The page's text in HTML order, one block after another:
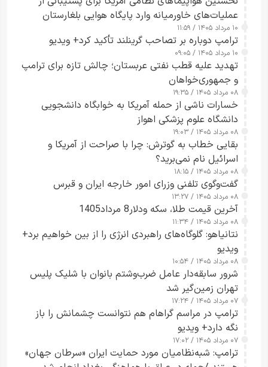
عملیات‌های خاورمیانه وارد پایگاه هوایی بلغارستان
شدند
۱۰ مرداد ۱۴۰۵ / ۱۱:۵۹
ترامپ دوباره بر تصاحب گرینلند تأکید کرد+ ویدیو
۱۰ مرداد ۱۴۰۵ / ۰۹:۰۵
تهدید علیه قطب نفتی عربستان؛ چالش تازه برای ترامپ
و جمهوری‌خواهان
۰۸ مرداد ۱۴۰۵ / ۱۹:۳۵
خسارات ناشی از حمله آمریکا به خوابگاه دانشجویی
دانشگاه علوم پزشکی اهواز
۰۸ مرداد ۱۴۰۵ / ۱۹:۰۳
بقایی خطاب به گوترش: چرا با صراحت از آمریکا و
اسرائیل نام نمی‌برید؟
۰۸ مرداد ۱۴۰۵ / ۱۸:۱۵
گفت‌وگوی تلفنی وزرای امور خارجه ایران و قبرس
۰۸ مرداد ۱۴۰۵ / ۱۳:۲۷
آخرین قیمت طلا، سکه ودلار8 مرداد1405
۰۸ مرداد ۱۴۰۵ / ۱۱:۳۴
نتانیاهو: گلوگاه‌های راهبردی انرژی را از بین خواهیم برد+
ویدیو
۰۸ مرداد ۱۴۰۵ / ۱۰:۵۴
شرور سابقه‌دار عامل ضرب‌وشتم بانوان با شلیک پلیس
تهران زمین‌گیر شد
۰۷ مرداد ۱۴۰۵ / ۱۷:۲۴
ترامپ در مراسم گراهام هم نتوانست چشمانش را باز
نگه دارد+ ویدیو
۰۷ مرداد ۱۴۰۵ / ۱۷:۰۲
ترامپ: شبه‌نظامیان مورد حمایت ایران «سرطان جهان»